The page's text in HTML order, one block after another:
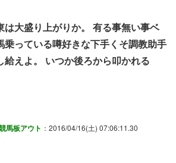
は大盛り上がりか。 有る事無い事ベ
乗っている噂好きな下手くそ調教助手
給えよ。 いつか後ろから叩かれる
馬板アウト ：2016/04/16(土) 07:06:11.30